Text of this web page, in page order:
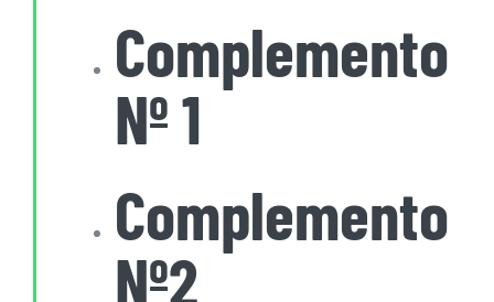
Complemento
Nº 1
Complemento
Nº2